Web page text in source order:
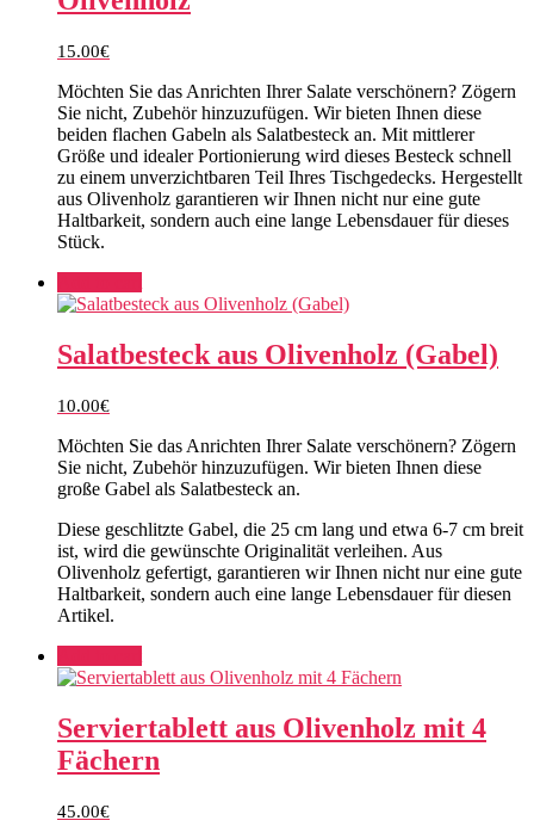
15.00€
Möchten Sie das Anrichten Ihrer Salate verschönern? Zögern
Sie nicht, Zubehör hinzuzufügen. Wir bieten Ihnen diese
beiden flachen Gabeln als Salatbesteck an. Mit mittlerer
Größe und idealer Portionierung wird dieses Besteck schnell
zu einem unverzichtbaren Teil Ihres Tischgedecks. Hergestellt
aus Olivenholz garantieren wir Ihnen nicht nur eine gute
Haltbarkeit, sondern auch eine lange Lebensdauer für dieses
Stück.
Salatbesteck aus Olivenholz (Gabel)
10.00€
Möchten Sie das Anrichten Ihrer Salate verschönern? Zögern
Sie nicht, Zubehör hinzuzufügen. Wir bieten Ihnen diese
große Gabel als Salatbesteck an.
Diese geschlitzte Gabel, die 25 cm lang und etwa 6-7 cm breit
ist, wird die gewünschte Originalität verleihen. Aus
Olivenholz gefertigt, garantieren wir Ihnen nicht nur eine gute
Haltbarkeit, sondern auch eine lange Lebensdauer für diesen
Artikel.
Serviertablett aus Olivenholz mit 4
Fächern
45.00€